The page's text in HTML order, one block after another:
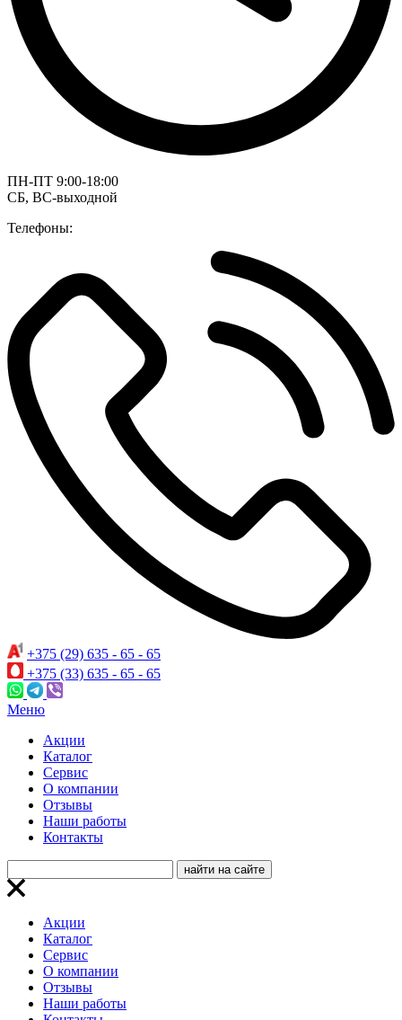
ПН-ПТ 9:00-18:00
СБ, ВС-выходной
Телефоны:
+375 (29) 635 - 65 - 65
+375 (33) 635 - 65 - 65
Меню
Акции
Каталог
Сервис
О компании
Отзывы
Наши работы
Контакты
Акции
Каталог
Сервис
О компании
Отзывы
Наши работы